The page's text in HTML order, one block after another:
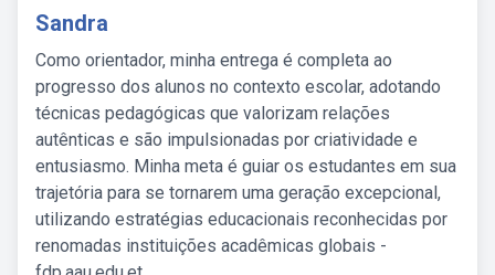
Sandra
Como orientador, minha entrega é completa ao
progresso dos alunos no contexto escolar, adotando
técnicas pedagógicas que valorizam relações
autênticas e são impulsionadas por criatividade e
entusiasmo. Minha meta é guiar os estudantes em sua
trajetória para se tornarem uma geração excepcional,
utilizando estratégias educacionais reconhecidas por
renomadas instituições acadêmicas globais -